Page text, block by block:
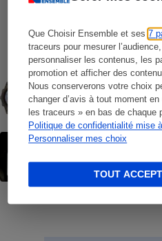
Que Choisir Ensemble et ses7
traceurs pour mesurer
personnaliser les contenus, les
promotion et afficher des
Nous conserverons votre choix
changer d’avis à tout moment
les traceurs » en bas de chaque
Politique de confidentialité mise
Personnaliser mes choix
TOUT
Opérateurs
protocole
COMMENT NOUS
Montres
ACTION QUE CHOISIR
Forfaits « à
Choisir fait